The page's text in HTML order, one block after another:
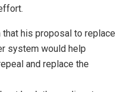
his proposal to replace
system would help
and replace the